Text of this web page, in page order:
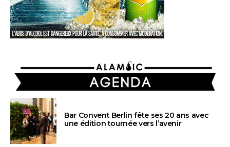
AGENDA
Bar Convent Berlin fête ses 20 ans avec
une édition tournée vers l’avenir